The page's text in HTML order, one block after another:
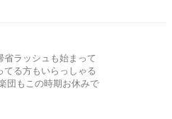
省ラッシュも始まって
てる方もいらっしゃる
団もこの時期お休みで